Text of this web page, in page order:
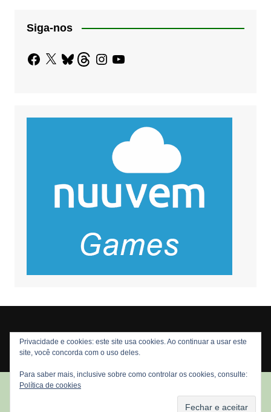
Siga-nos
Facebook
X BlueskyThreadsInstagram
YouTube
Copyright © 2026 Nós Nerds. Todos os direitos reservados
Privacidade e cookies: este site usa cookies. Ao continuar a usar este
site, você concorda com o uso deles.
Para saber mais, inclusive sobre como controlar os cookies, consulte:
Política de cookies